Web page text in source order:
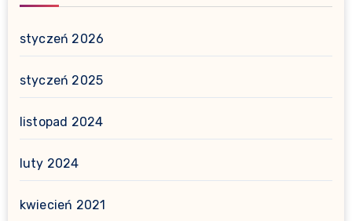
styczeń 2026
styczeń 2025
listopad 2024
luty 2024
kwiecień 2021